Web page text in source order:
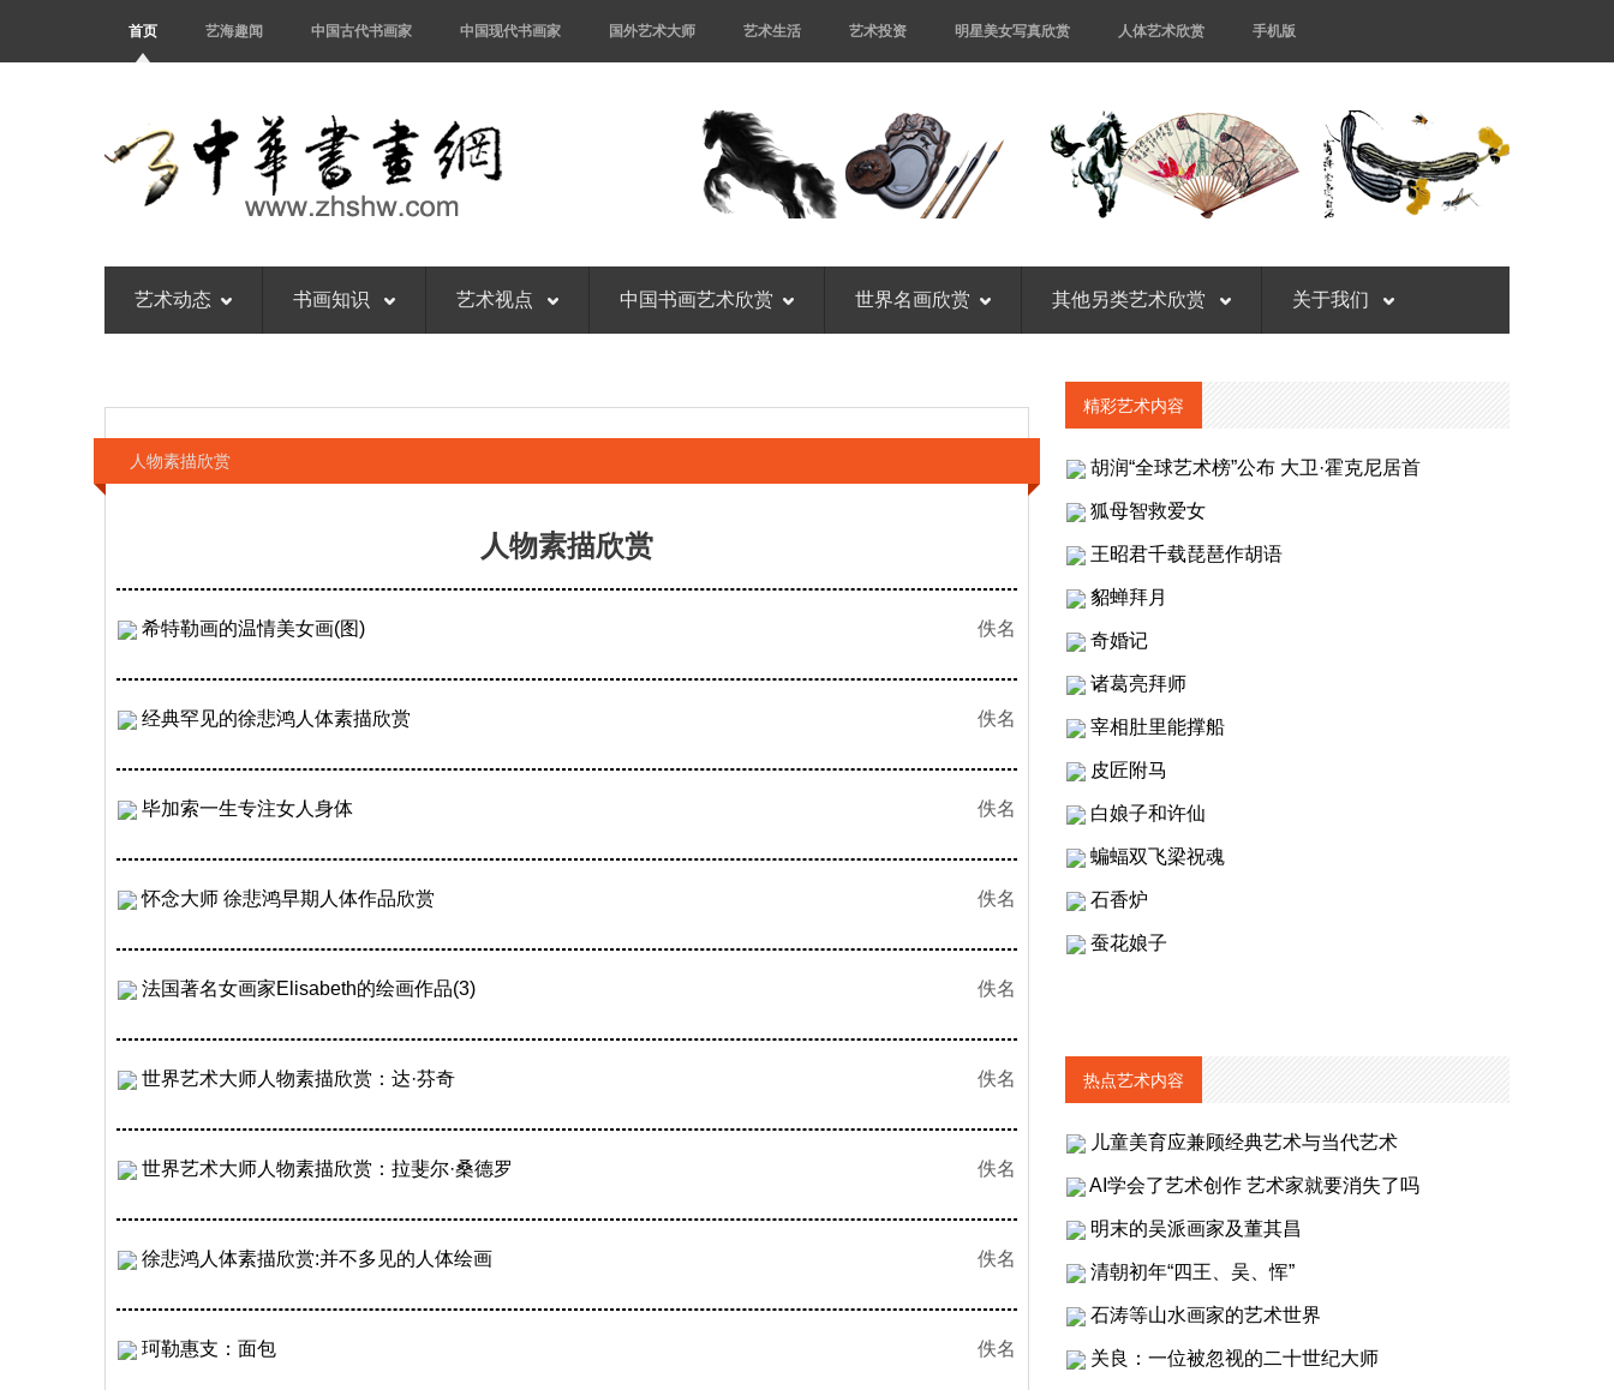
首页 艺海趣闻 中国古代书画家 中国现代书画家 国外艺术大师 艺术生活 艺术投资 明星美女写真欣赏 人体艺术欣赏 手机版
艺术动态 书画知识 艺术视点 中国书画艺术欣赏 世界名画欣赏 其他另类艺术欣赏 关于我们
人物素描欣赏
人物素描欣赏
希特勒画的温情美女画(图) 佚名
经典罕见的徐悲鸿人体素描欣赏 佚名
毕加索一生专注女人身体 佚名
怀念大师 徐悲鸿早期人体作品欣赏 佚名
法国著名女画家Elisabeth的绘画作品(3) 佚名
世界艺术大师人物素描欣赏：达·芬奇 佚名
世界艺术大师人物素描欣赏：拉斐尔·桑德罗 佚名
徐悲鸿人体素描欣赏:并不多见的人体绘画 佚名
珂勒惠支：面包 佚名
精彩艺术内容
胡润“全球艺术榜”公布 大卫·霍克尼居首
狐母智救爱女
王昭君千载琵琶作胡语
貂蝉拜月
奇婚记
诸葛亮拜师
宰相肚里能撑船
皮匠附马
白娘子和许仙
蝙蝠双飞梁祝魂
石香炉
蚕花娘子
热点艺术内容
儿童美育应兼顾经典艺术与当代艺术
AI学会了艺术创作 艺术家就要消失了吗
明末的吴派画家及董其昌
清朝初年“四王、吴、恽”
石涛等山水画家的艺术世界
关良：一位被忽视的二十世纪大师